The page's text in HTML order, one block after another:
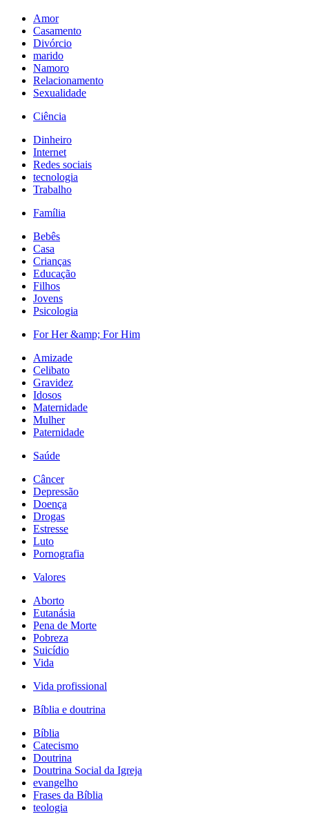
Amor
Casamento
Divórcio
marido
Namoro
Relacionamento
Sexualidade
Ciência
Dinheiro
Internet
Redes sociais
tecnologia
Trabalho
Família
Bebês
Casa
Crianças
Educação
Filhos
Jovens
Psicologia
For Her &amp; For Him
Amizade
Celibato
Gravidez
Idosos
Maternidade
Mulher
Paternidade
Saúde
Câncer
Depressão
Doença
Drogas
Estresse
Luto
Pornografia
Valores
Aborto
Eutanásia
Pena de Morte
Pobreza
Suicídio
Vida
Vida profissional
Bíblia e doutrina
Bíblia
Catecismo
Doutrina
Doutrina Social da Igreja
evangelho
Frases da Bíblia
teologia